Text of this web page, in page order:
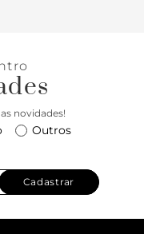
novidades!
Outros
Cadastrar